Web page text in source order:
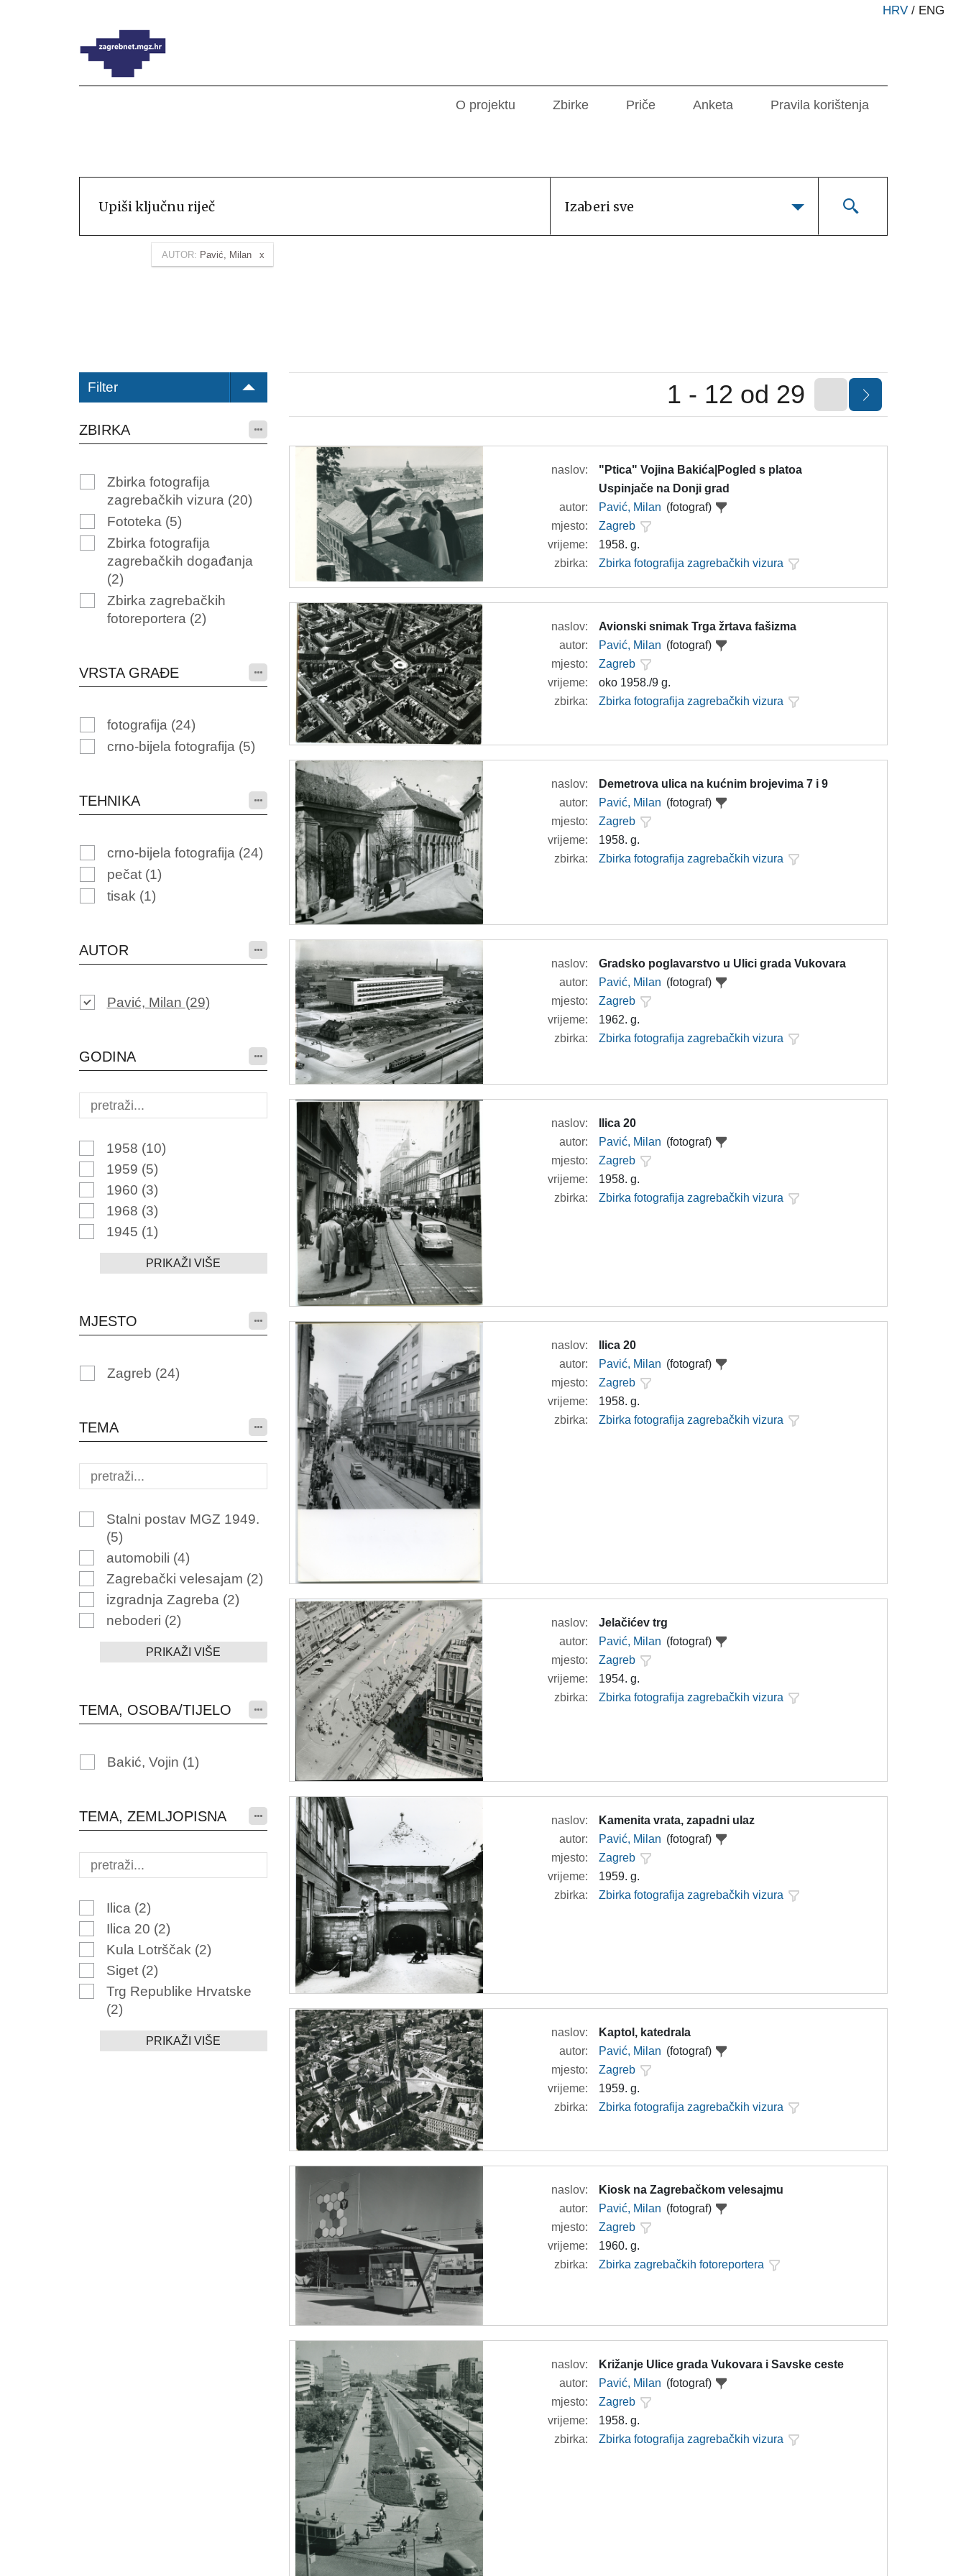
HRV / ENG
O projektu Zbirke Priče Anketa Pravila korištenja
Izaberi sve
AUTOR: Pavić, Milan
Filter
ZBIRKA
Zbirka fotografija
zagrebačkih vizura (20)
Fototeka (5)
Zbirka fotografija
zagrebačkih događanja
(2)
Zbirka zagrebačkih
fotoreportera (2)
VRSTA GRAĐE
fotografija (24)
crno-bijela fotografija (5)
TEHNIKA
crno-bijela fotografija (24)
pečat (1)
tisak (1)
AUTOR
Pavić, Milan (29)
GODINA
1958 (10)
1959 (5)
1960 (3)
1968 (3)
1945 (1)
PRIKAŽI VIŠE
MJESTO
Zagreb (24)
TEMA
Stalni postav MGZ 1949.
(5)
automobili (4)
Zagrebački velesajam (2)
izgradnja Zagreba (2)
neboderi (2)
PRIKAŽI VIŠE
TEMA, OSOBA/TIJELO
Bakić, Vojin (1)
TEMA, ZEMLJOPISNA
Ilica (2)
Ilica 20 (2)
Kula Lotrščak (2)
Siget (2)
Trg Republike Hrvatske
(2)
PRIKAŽI VIŠE
1 - 12 od 29
naslov:
"Ptica" Vojina Bakića|Pogled s platoa
Uspinjače na Donji grad
autor:
Pavić, Milan (fotograf)
mjesto:
Zagreb
vrijeme:
1958. g.
zbirka:
Zbirka fotografija zagrebačkih vizura
naslov:
Avionski snimak Trga žrtava fašizma
autor:
Pavić, Milan (fotograf)
mjesto:
Zagreb
vrijeme:
oko 1958./9 g.
zbirka:
Zbirka fotografija zagrebačkih vizura
naslov:
Demetrova ulica na kućnim brojevima 7 i 9
autor:
Pavić, Milan (fotograf)
mjesto:
Zagreb
vrijeme:
1958. g.
zbirka:
Zbirka fotografija zagrebačkih vizura
naslov:
Gradsko poglavarstvo u Ulici grada Vukovara
autor:
Pavić, Milan (fotograf)
mjesto:
Zagreb
vrijeme:
1962. g.
zbirka:
Zbirka fotografija zagrebačkih vizura
naslov:
Ilica 20
autor:
Pavić, Milan (fotograf)
mjesto:
Zagreb
vrijeme:
1958. g.
zbirka:
Zbirka fotografija zagrebačkih vizura
naslov:
Ilica 20
autor:
Pavić, Milan (fotograf)
mjesto:
Zagreb
vrijeme:
1958. g.
zbirka:
Zbirka fotografija zagrebačkih vizura
naslov:
Jelačićev trg
autor:
Pavić, Milan (fotograf)
mjesto:
Zagreb
vrijeme:
1954. g.
zbirka:
Zbirka fotografija zagrebačkih vizura
naslov:
Kamenita vrata, zapadni ulaz
autor:
Pavić, Milan (fotograf)
mjesto:
Zagreb
vrijeme:
1959. g.
zbirka:
Zbirka fotografija zagrebačkih vizura
naslov:
Kaptol, katedrala
autor:
Pavić, Milan (fotograf)
mjesto:
Zagreb
vrijeme:
1959. g.
zbirka:
Zbirka fotografija zagrebačkih vizura
naslov:
Kiosk na Zagrebačkom velesajmu
autor:
Pavić, Milan (fotograf)
mjesto:
Zagreb
vrijeme:
1960. g.
zbirka:
Zbirka zagrebačkih fotoreportera
naslov:
Križanje Ulice grada Vukovara i Savske ceste
autor:
Pavić, Milan (fotograf)
mjesto:
Zagreb
vrijeme:
1958. g.
zbirka:
Zbirka fotografija zagrebačkih vizura